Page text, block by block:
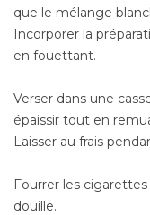
que le mélange
Incorporer la
en fouettant.
Verser dans une
épaissir tout en
Laisser au frais
Fourrer les
douille.